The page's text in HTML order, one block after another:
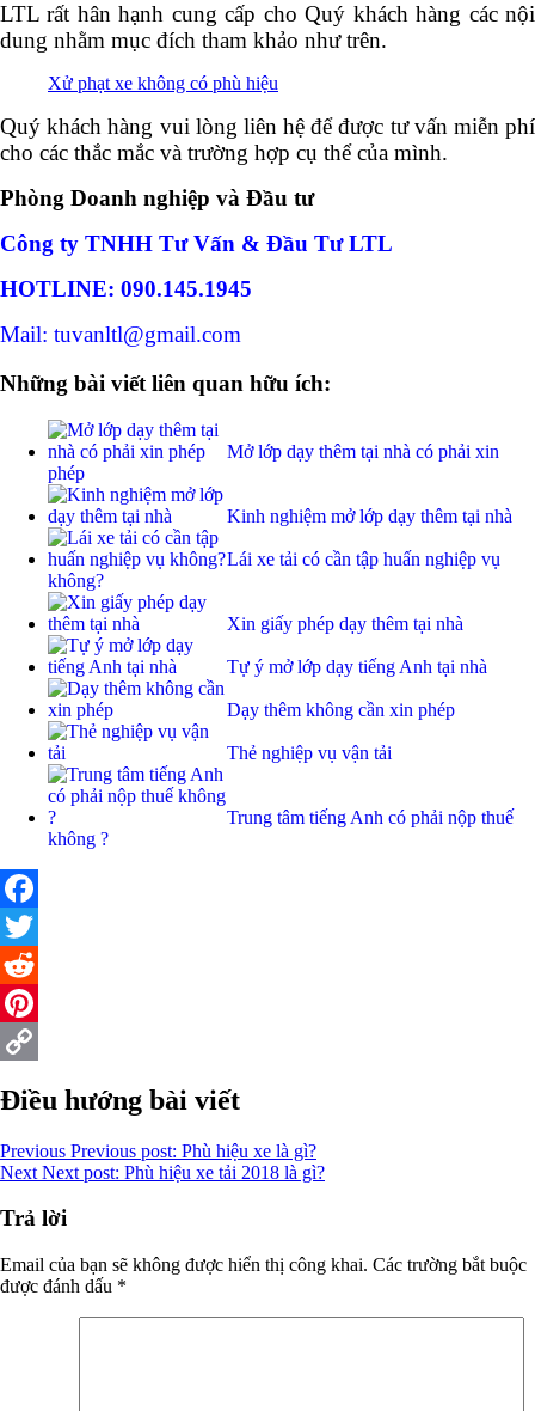
LTL rất hân hạnh cung cấp cho Quý khách hàng các nội
dung nhằm mục đích tham khảo như trên.
Xử phạt xe không có phù hiệu
Quý khách hàng vui lòng liên hệ để được tư vấn miễn phí
cho các thắc mắc và trường hợp cụ thể của mình.
Phòng Doanh nghiệp và Đầu tư
Công ty TNHH Tư Vấn & Đầu Tư LTL
HOTLINE: 090.145.1945
Mail: tuvanltl@gmail.com
Những bài viết liên quan hữu ích:
Mở lớp dạy thêm tại nhà có phải xin
phép
Kinh nghiệm mở lớp dạy thêm tại nhà
Lái xe tải có cần tập huấn nghiệp vụ
không?
Xin giấy phép dạy thêm tại nhà
Tự ý mở lớp dạy tiếng Anh tại nhà
Dạy thêm không cần xin phép
Thẻ nghiệp vụ vận tải
Trung tâm tiếng Anh có phải nộp thuế
không ?
Facebook
Twitter
Reddit
Pinterest
Điều hướng bài viết
Previous Previous post: Phù hiệu xe là gì?
Next Next post: Phù hiệu xe tải 2018 là gì?
Trả lời
Email của bạn sẽ không được hiển thị công khai. Các trường bắt buộc
được đánh dấu *